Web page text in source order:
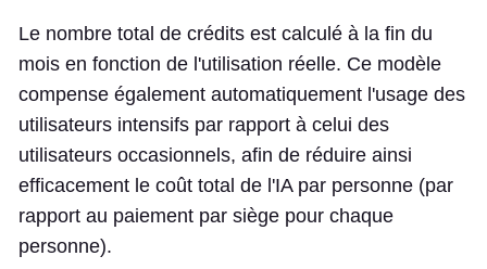
Le nombre total de crédits est calculé à la fin du
mois en fonction de l'utilisation réelle. Ce modèle
compense également automatiquement l'usage des
utilisateurs intensifs par rapport à celui des
utilisateurs occasionnels, afin de réduire ainsi
efficacement le coût total de l'IA par personne (par
rapport au paiement par siège pour chaque
personne).